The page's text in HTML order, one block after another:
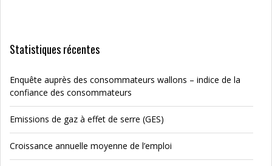
Statistiques récentes
Enquête auprès des consommateurs wallons – indice de la
confiance des consommateurs
Emissions de gaz à effet de serre (GES)
Croissance annuelle moyenne de l’emploi